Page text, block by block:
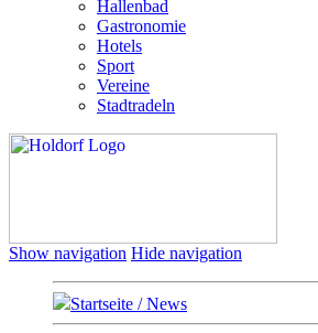
Hallenbad
Gastronomie
Hotels
Sport
Vereine
Stadtradeln
Show navigation Hide navigation
Startseite / News